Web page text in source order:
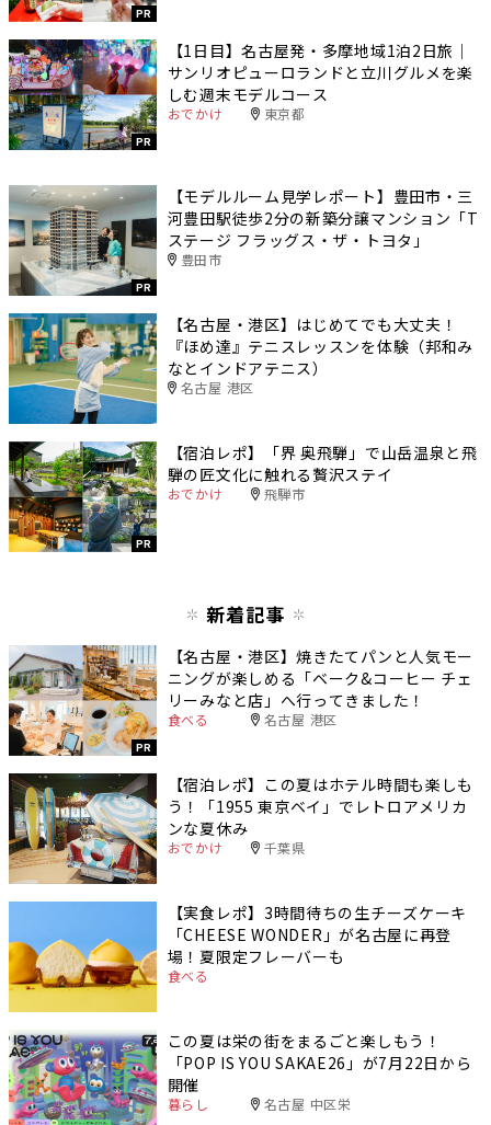
PR
PR
【1日目】名古屋発・多摩地域1泊2日旅｜
サンリオピューロランドと立川グルメを楽
しむ週末モデルコース
おでかけ 東京都
PR
【モデルルーム見学レポート】豊田市・三
河豊田駅徒歩2分の新築分譲マンション「T
ステージ フラッグス・ザ・トヨタ」
豊田市
【名古屋・港区】はじめてでも大丈夫！
『ほめ達』テニスレッスンを体験（邦和み
なとインドアテニス）
名古屋 港区
PR
【宿泊レポ】「界 奥飛騨」で山岳温泉と飛
騨の匠文化に触れる贅沢ステイ
おでかけ 飛騨市
新着記事
PR
【名古屋・港区】焼きたてパンと人気モー
ニングが楽しめる「ベーク&コーヒー チェ
リーみなと店」へ行ってきました！
食べる 名古屋 港区
【宿泊レポ】この夏はホテル時間も楽しも
う！「1955 東京ベイ」でレトロアメリカ
ンな夏休み
おでかけ 千葉県
【実食レポ】3時間待ちの生チーズケーキ
「CHEESE WONDER」が名古屋に再登
場！夏限定フレーバーも
食べる
この夏は栄の街をまるごと楽しもう！
「POP IS YOU SAKAE26」が7月22日から
開催
暮らし 名古屋 中区栄